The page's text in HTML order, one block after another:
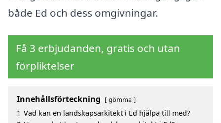
både Ed och dess omgivningar.
Få 3 erbjudanden, gratis och utan
förpliktelser
Innehållsförteckning gömma
1 Vad kan en landskapsarkitekt i Ed hjälpa till med?